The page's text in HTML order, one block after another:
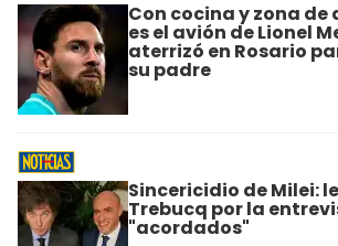
Con cocina y zona de
es el avión de Lionel
aterrizó en Rosario
su padre
Sincericidio de Milei:
Trebucq por la
"acordados"